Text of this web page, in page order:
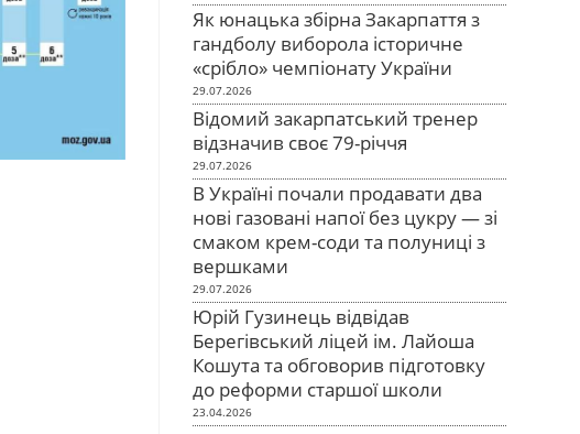
Як юнацька збірна Закарпаття з
гандболу виборола історичне
«срібло» чемпіонату України
29.07.2026
Відомий закарпатський тренер
відзначив своє 79-річчя
29.07.2026
В Україні почали продавати два
нові газовані напої без цукру — зі
смаком крем-соди та полуниці з
вершками
29.07.2026
Юрій Гузинець відвідав
Берегівський ліцей ім. Лайоша
Кошута та обговорив підготовку
до реформи старшої школи
23.04.2026